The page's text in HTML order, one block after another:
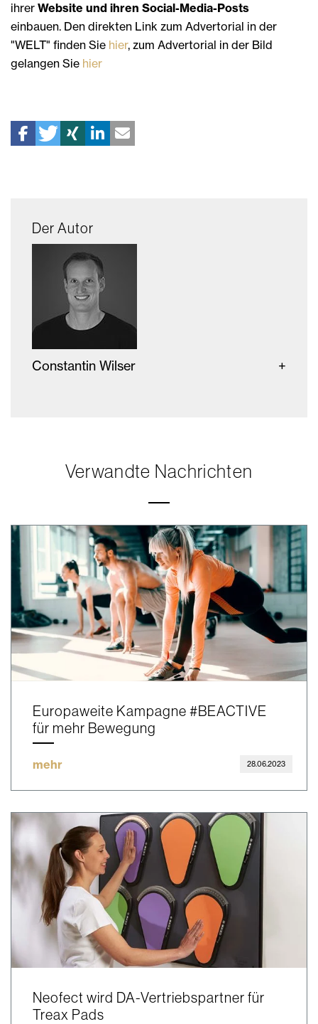
ihrer Website und ihren Social-Media-Posts
einbauen. Den direkten Link zum Advertorial in der
"WELT" finden Sie hier, zum Advertorial in der Bild
gelangen Sie hier
Der Autor
Constantin Wilser
Verwandte Nachrichten
Europaweite Kampagne #BEACTIVE
für mehr Bewegung
mehr 28.06.2023
Neofect wird DA-Vertriebspartner für
Treax Pads